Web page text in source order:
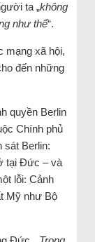
ta „không
như thế“.
mạng xã hội,
đến những
quyền Berlin
Chính phủ
sát Berlin:
tại Đức – và
lỗi: Cảnh
Mỹ như Bộ